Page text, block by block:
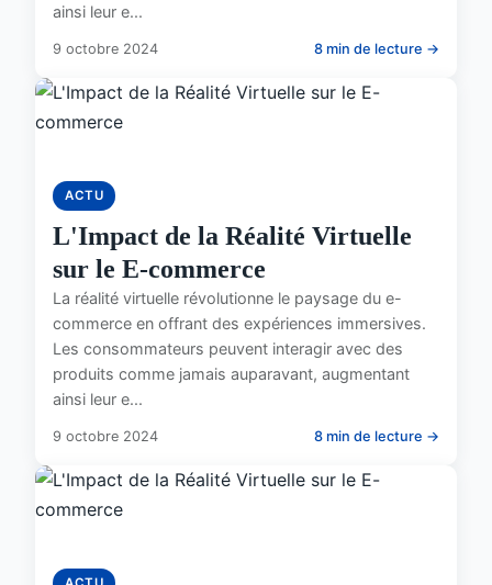
ainsi leur e...
9 octobre 2024 8 min de lecture →
ACTU
L'Impact de la Réalité Virtuelle
sur le E-commerce
La réalité virtuelle révolutionne le paysage du e-
commerce en offrant des expériences immersives.
Les consommateurs peuvent interagir avec des
produits comme jamais auparavant, augmentant
ainsi leur e...
9 octobre 2024 8 min de lecture →